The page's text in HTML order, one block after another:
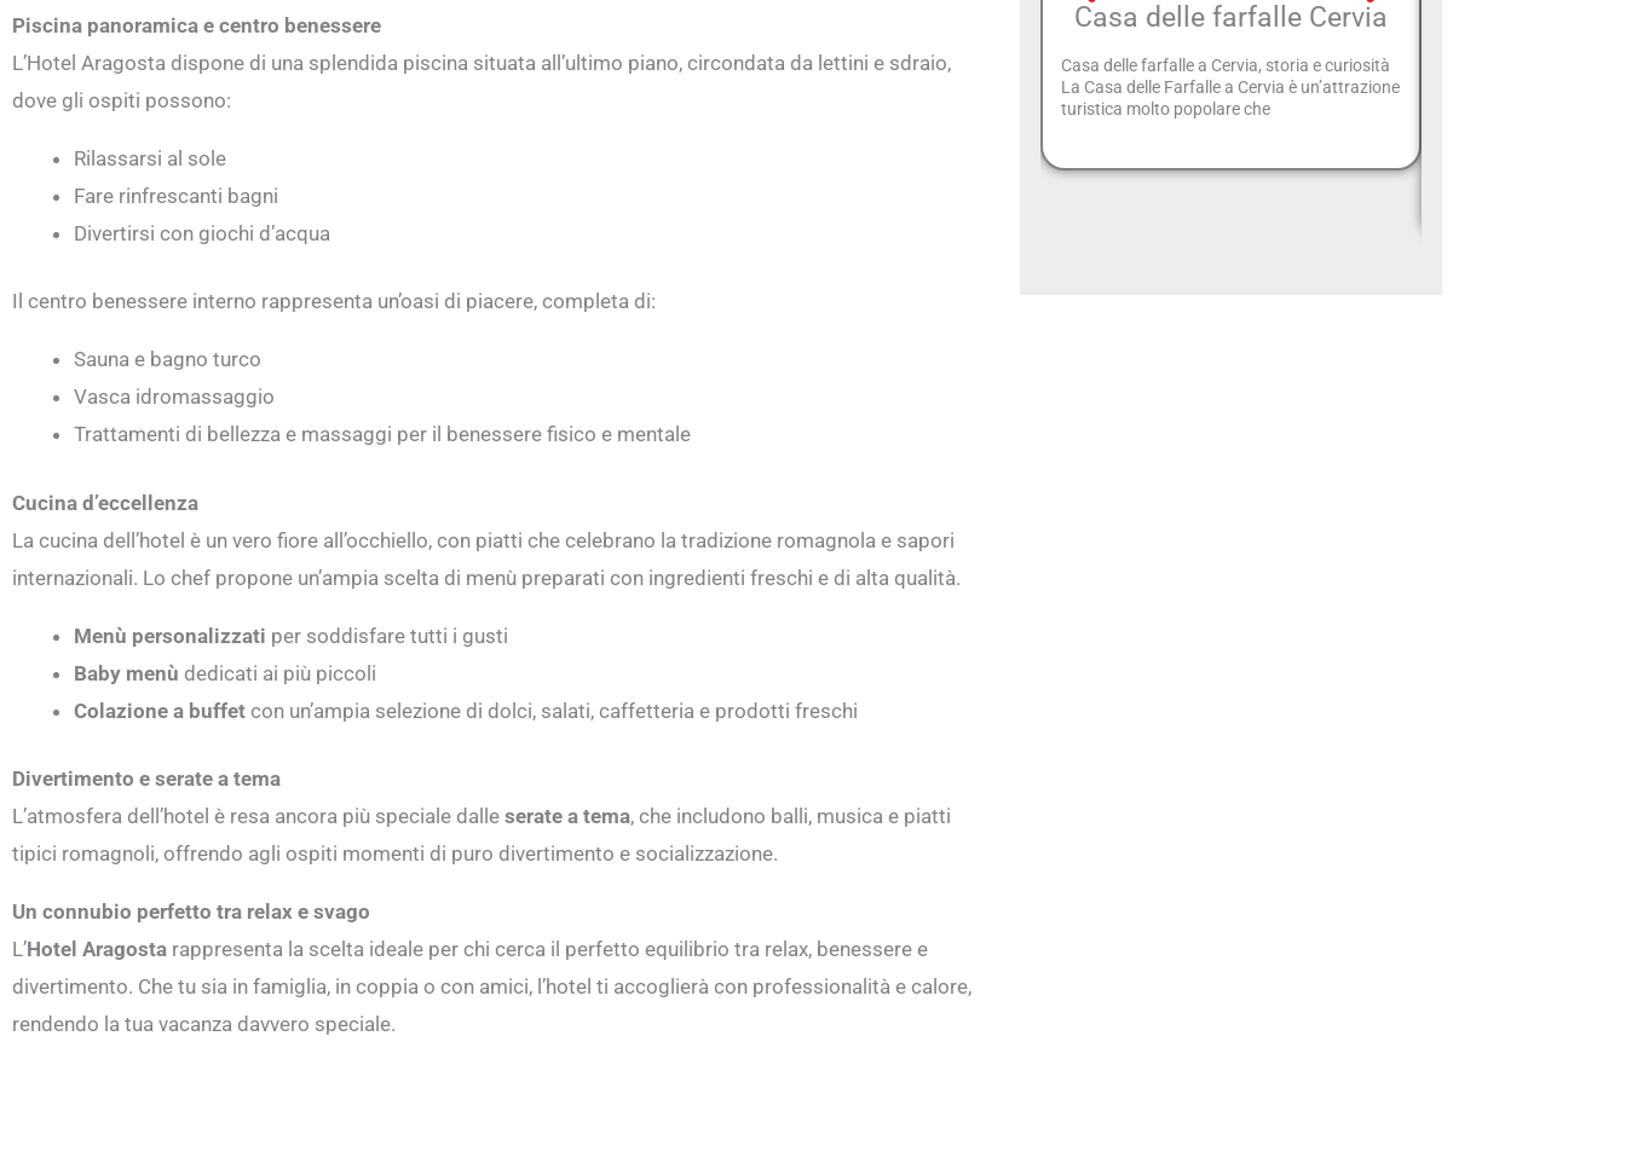
Piscina panoramica e centro benessere
L’Hotel Aragosta dispone di una splendida piscina situata all’ultimo piano, circondata da lettini e sdraio,
dove gli ospiti possono:
Rilassarsi al sole
Fare rinfrescanti bagni
Divertirsi con giochi d’acqua
Il centro benessere interno rappresenta un’oasi di piacere, completa di:
Sauna e bagno turco
Vasca idromassaggio
Trattamenti di bellezza e massaggi per il benessere fisico e mentale
Cucina d’eccellenza
La cucina dell’hotel è un vero fiore all’occhiello, con piatti che celebrano la tradizione romagnola e sapori
internazionali. Lo chef propone un’ampia scelta di menù preparati con ingredienti freschi e di alta qualità.
Menù personalizzati per soddisfare tutti i gusti
Baby menù dedicati ai più piccoli
Colazione a buffet con un’ampia selezione di dolci, salati, caffetteria e prodotti freschi
Divertimento e serate a tema
L’atmosfera dell’hotel è resa ancora più speciale dalle serate a tema, che includono balli, musica e piatti
tipici romagnoli, offrendo agli ospiti momenti di puro divertimento e socializzazione.
Un connubio perfetto tra relax e svago
L’Hotel Aragosta rappresenta la scelta ideale per chi cerca il perfetto equilibrio tra relax, benessere e
divertimento. Che tu sia in famiglia, in coppia o con amici, l’hotel ti accoglierà con professionalità e calore,
rendendo la tua vacanza davvero speciale.
Casa delle farfalle Cervia
Casa delle farfalle a Cervia, storia e curiosità
La Casa delle Farfalle a Cervia è un’attrazione
turistica molto popolare che